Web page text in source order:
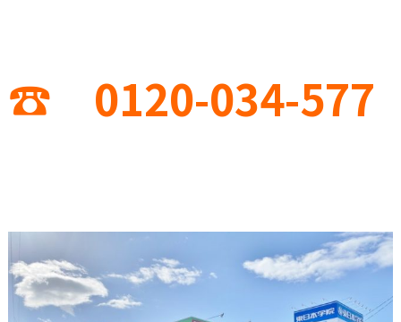
☎ 0120-034-577